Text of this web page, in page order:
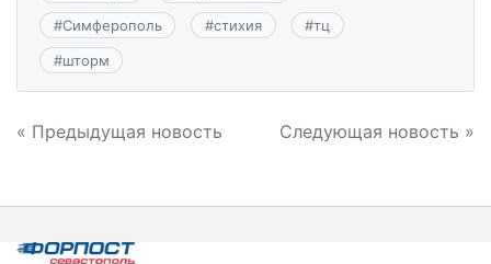
#Симферополь #стихия #тц
#шторм
Навигация
записям
« Предыдущая новость Следующая новость »